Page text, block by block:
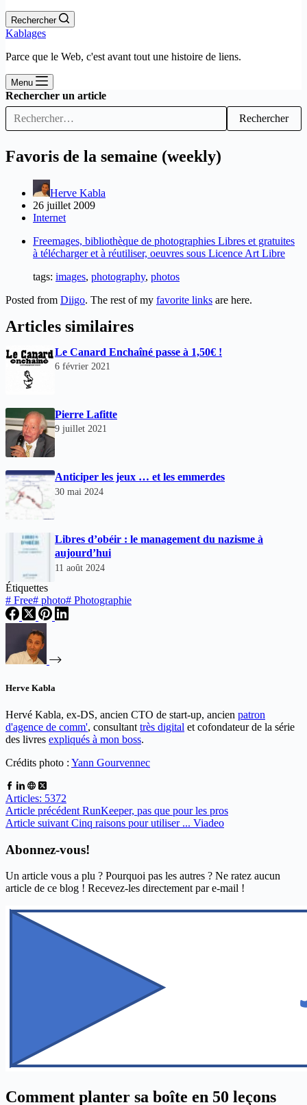
Rechercher
Kablages
Parce que le Web, c'est avant tout une histoire de liens.
Menu
Rechercher un article
Rechercher
Favoris de la semaine (weekly)
Herve Kabla
26 juillet 2009
Internet
Freemages, bibliothèque de photographies Libres et gratuites
à télécharger et à réutiliser, oeuvres sous Licence Art Libre
tags: images, photography, photos
Posted from Diigo. The rest of my favorite links are here.
Articles similaires
Le Canard Enchaîné passe à 1,50€ !
6 février 2021
Pierre Lafitte
9 juillet 2021
Anticiper les jeux … et les emmerdes
30 mai 2024
Libres d’obéir : le management du nazisme à
aujourd’hui
11 août 2024
Étiquettes
# Free# photo# Photographie
Herve Kabla
Hervé Kabla, ex-DS, ancien CTO de start-up, ancien patron
d'agence de comm', consultant très digital et cofondateur de la série
des livres expliqués à mon boss.
Crédits photo : Yann Gourvennec
Articles: 5372
Article précédent RunKeeper, pas que pour les pros
Article suivant Cinq raisons pour utiliser ... Viadeo
Abonnez-vous!
Un article vous a plu ? Pourquoi pas les autres ? Ne ratez aucun
article de ce blog ! Recevez-les directement par e-mail !
Comment planter sa boîte en 50 leçons